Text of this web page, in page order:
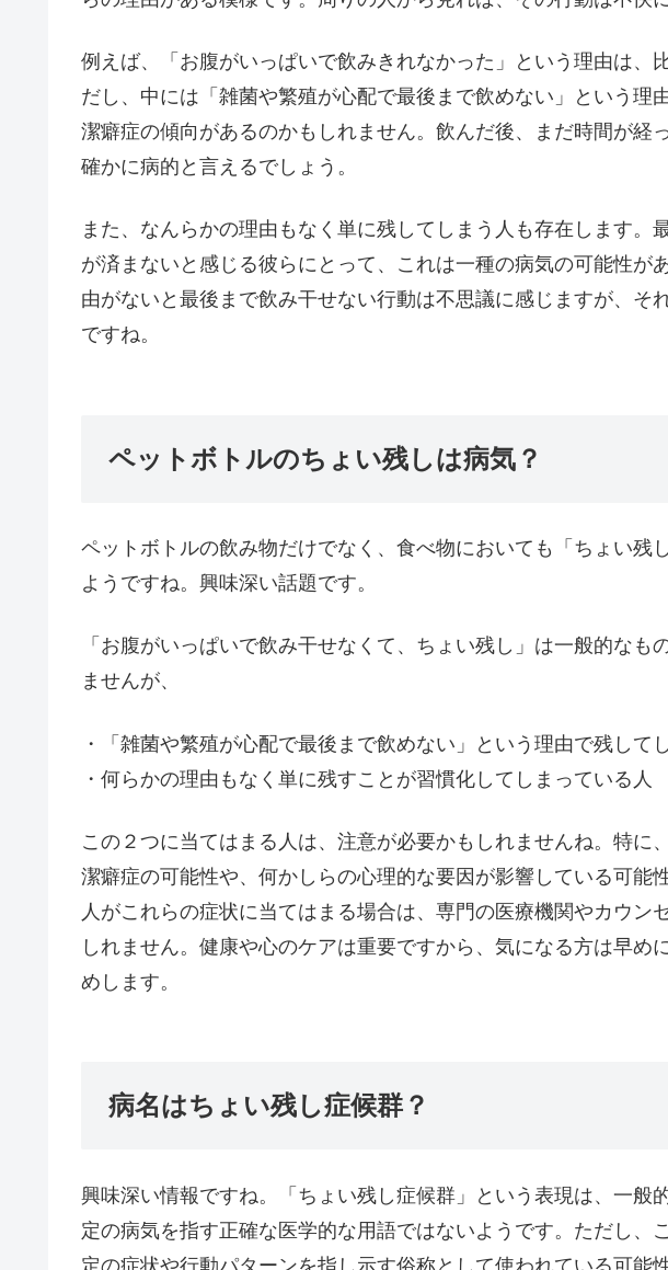
例えば、「お腹がいっぱいで飲みきれなかった」という理由は、
だし、中には「雑菌や繁殖が心配で最後まで飲めない」という理
潔癖症の傾向があるのかもしれません。飲んだ後、まだ時間が経
確かに病的と言えるでしょう。
また、なんらかの理由もなく単に残してしまう人も存在します。
が済まないと感じる彼らにとって、これは一種の病気の可能性が
由がないと最後まで飲み干せない行動は不思議に感じますが、そ
ですね。
ペットボトルのちょい残しは病気？
ペットボトルの飲み物だけでなく、食べ物においても「ちょい残
ようですね。興味深い話題です。
「お腹がいっぱいで飲み干せなくて、ちょい残し」は一般的なも
ませんが、
・「雑菌や繁殖が心配で最後まで飲めない」という理由で残して
・何らかの理由もなく単に残すことが習慣化してしまっている人
この２つに当てはまる人は、注意が必要かもしれませんね。特に
潔癖症の可能性や、何かしらの心理的な要因が影響している可能
人がこれらの症状に当てはまる場合は、専門の医療機関やカウン
しれません。健康や心のケアは重要ですから、気になる方は早め
めします。
病名はちょい残し症候群？
興味深い情報ですね。「ちょい残し症候群」という表現は、一般
定の病気を指す正確な医学的な用語ではないようです。ただし、
定の症状や行動パターンを指し示す俗称として使われている可能